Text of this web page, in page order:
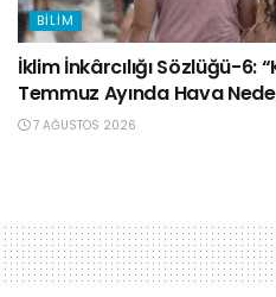
BILIM
İklim İnkârcılığı Sözlüğü-6:
Temmuz Ayında Hava
7 AĞUSTOS 2026